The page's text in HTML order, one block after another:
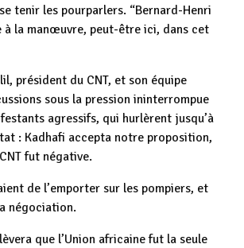
tenir les pourparlers. “Bernard-Henri
à la manœuvre, peut-être ici, dans cet
président du CNT, et son équipe
sous la pression ininterrompue
agressifs, qui hurlèrent jusqu’à
: Kadhafi accepta notre proposition,
fut négative.
de l’emporter sur les pompiers, et
négociation.
que l’Union africaine fut la seule